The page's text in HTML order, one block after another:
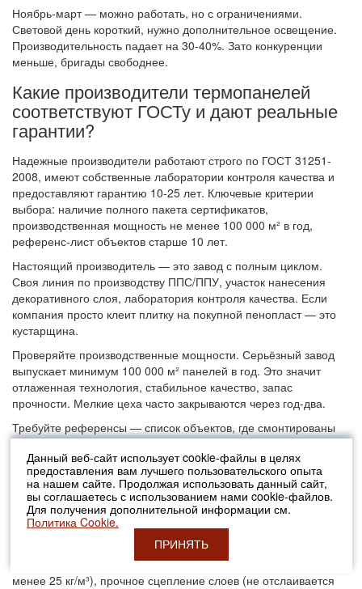
Данный веб-сайт использует cookie-файлы в целях
предоставления вам лучшего пользовательского опыта
на нашем сайте. Продолжая использовать данный сайт,
вы соглашаетесь с использованием нами cookie-файлов.
Для получения дополнительной информации см.
Политика Cookie.
ПРИНЯТЬ
Ноябрь-март — можно работать, но с ограничениями.
Световой день короткий, нужно дополнительное освещение.
Производительность падает на 30-40%. Зато конкуренции
меньше, бригады свободнее.
Какие производители термопанелей
соответствуют ГОСТу и дают реальные
гарантии?
Надежные производители работают строго по ГОСТ 31251-
2008, имеют собственные лаборатории контроля качества и
предоставляют гарантию 10-25 лет. Ключевые критерии
выбора: наличие полного пакета сертификатов,
производственная мощность не менее 100 000 м² в год,
референс-лист объектов старше 10 лет.
Настоящий производитель — это завод с полным циклом.
Своя линия по производству ППС/ППУ, участок нанесения
декоративного слоя, лаборатория контроля качества. Если
компания просто клеит плитку на покупной пенопласт — это
кустарщина.
Проверяйте производственные мощности. Серьёзный завод
выпускает минимум 100 000 м² панелей в год. Это значит
отлаженная технология, стабильное качество, запас
прочности. Мелкие цеха часто закрываются через год-два.
Требуйте референсы — список объектов, где смонтированы
панели этого производителя. Причём не вчерашние, а 5-10
летней давности. Съездите, посмотрите, как выглядит фасад
через годы. Это лучшая проверка качества.
Как отличить качественные термопанели от
подделок?
Признаки качества: четкая геометрия (отклонение не более 2
мм), равномерная плотность утеплителя (для ППС — не
менее 25 кг/м³), прочное сцепление слоев (не отслаивается